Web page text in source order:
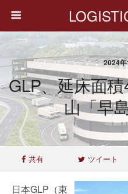
2024
GLP、延床面
山「早
共有 ツイート
日本GLP（東